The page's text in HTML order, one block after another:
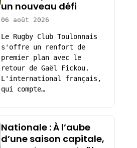
un nouveau défi
06 août 2026
Le Rugby Club Toulonnais
s'offre un renfort de
premier plan avec le
retour de Gaël Fickou.
L'international français,
qui compte…
Nationale : À l’aube
d’une saison capitale,